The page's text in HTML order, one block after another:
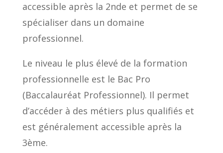
accessible après la 2nde et permet de se
spécialiser dans un domaine
professionnel.
Le niveau le plus élevé de la formation
professionnelle est le Bac Pro
(Baccalauréat Professionnel). Il permet
d’accéder à des métiers plus qualifiés et
est généralement accessible après la
3ème.